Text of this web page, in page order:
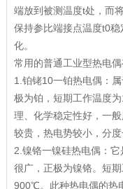
端放到被测温度t处，而
保持参比端接点温度t0
化。
常用的普通工业型热电偶
1.铂铑10一铂热电偶：
极为铂，短期工作温度
理、化学稳定性好，一
较贵，热电势较小，分度
2.镍铬一镍硅热电偶：
很广，正极为镍铬。短
900℃。此种热电偶的热